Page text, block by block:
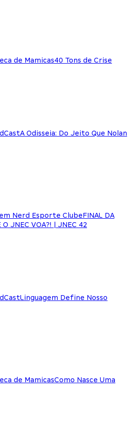
de Mamicas40 Tons de Crise
A Odisseia: Do Jeito Que Nolan
Nerd Esporte ClubeFINAL DA
O JNEC VOA?! | JNEC 42
Linguagem Define Nosso
de MamicasComo Nasce Uma